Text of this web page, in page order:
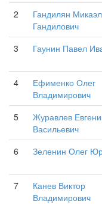
2
Гандилян
Гандилович
3
Гаунин Павел
4
Ефименко Олег
Владимирович
5
Журавлев
Васильевич
6
Зеленин Олег
7
Канев Виктор
Владимирович